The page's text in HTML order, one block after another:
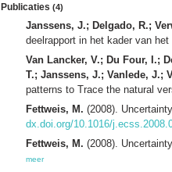
Publicaties (4)
Janssens, J.; Delgado, R.;
deelrapport in het kader van
Van Lancker, V.; Du Four, I.;
T.; Janssens, J.; Vanlede, J.;
patterns to Trace the natural
Fettweis, M. (2008).
dx.doi.org/10.1016/
Fettweis, M. (2008).
meer